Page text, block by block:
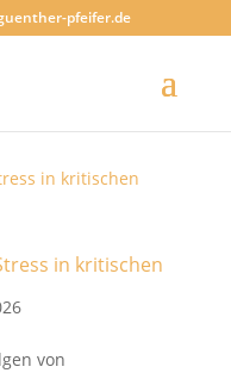
pfeifer.de
in kritischen
von